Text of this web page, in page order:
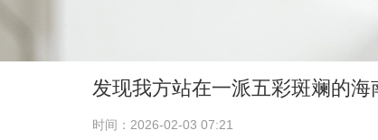
发现我方站在一派五彩斑斓的
时间：2026-02-03 07:21